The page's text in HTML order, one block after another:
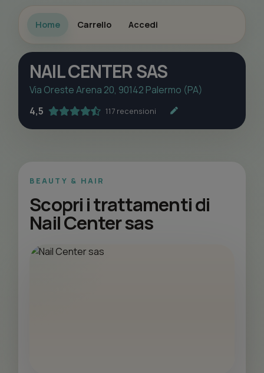
Home Carrello Accedi
NAIL CENTER SAS
Via Oreste Arena 20, 90142 Palermo (PA)
4,5
117 recensioni
BEAUTY & HAIR
Scopri i trattamenti di
Nail Center sas